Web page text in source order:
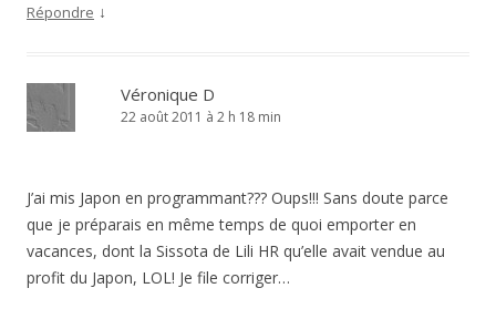
Répondre ↓
Véronique D
22 août 2011 à 2 h 18 min
J’ai mis Japon en programmant??? Oups!!! Sans doute parce
que je préparais en même temps de quoi emporter en
vacances, dont la Sissota de Lili HR qu’elle avait vendue au
profit du Japon, LOL! Je file corriger…